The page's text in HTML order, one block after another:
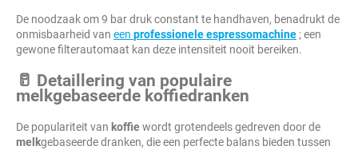
De noodzaak om 9 bar druk constant te handhaven, benadrukt de
onmisbaarheid van een professionele espressomachine ; een
gewone filterautomaat kan deze intensiteit nooit bereiken.
🥛 Detaillering van populaire
melkgebaseerde koffiedranken
De populariteit van koffiewordt grotendeels gedreven door de
melkgebaseerde dranken, die een perfecte balans bieden tussen